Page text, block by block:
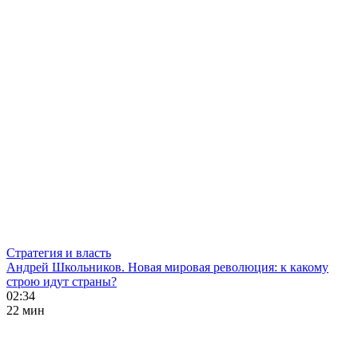
Стратегия и власть
Андрей Школьников. Новая мировая революция: к какому
строю идут страны?
02:34
22 мин